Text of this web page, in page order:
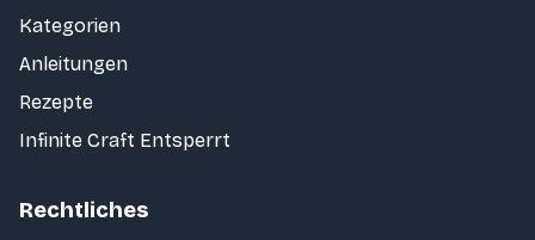
Kategorien
Anleitungen
Rezepte
Infinite Craft Entsperrt
Rechtliches